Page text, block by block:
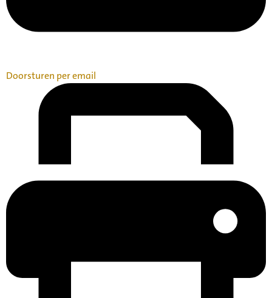
Doorsturen per email